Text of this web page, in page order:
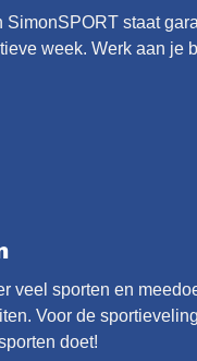
SimonSPORT staat
week. Werk aan je
veel sporten en
Voor de
doet!